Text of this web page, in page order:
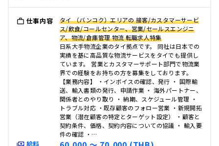
仕事内容
タイ （バンコク）エリアの 接客/カスタマーサービ
ス/飲食/コールセンター、営業/セールスエンジニ
ア、物流/倉庫管理 物流 転職求人特集
日系大手物流企業のタイ拠点です。 同社は日本での
実績を基に高品質な物流サービスをタイでも提供し
ています。 営業とカスタマーサポート部門で物流業
界での経験をお持ちの方を募集をしております。
【業務内容】 ・インボイスの確認、発行 ・ 国際輸
送、輸入書類の発行、申請作業 ・ 海外パートナー、
関係者とのやり取り ・ 納期、スケジュール管理 ・
トラブル対応 ・既存顧客のフォロー営業 ・新規開拓
営業（潜在顧客の特定とターゲット設定） ・顧客と
契約条件、価格、契約内容についての協議 ・ 輸入要
件の確認 ・…
給料